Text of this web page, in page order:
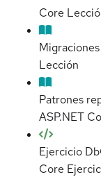
Core
Lección
Patrones
ASP.NET
Ejercicio
Core